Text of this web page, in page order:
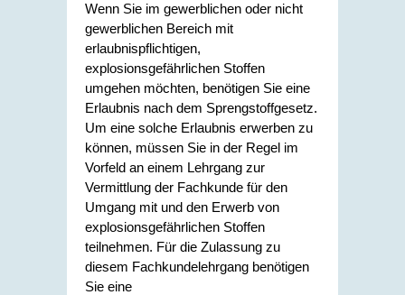
Wenn Sie im gewerblichen oder nicht
gewerblichen Bereich mit
erlaubnispflichtigen,
explosionsgefährlichen Stoffen
umgehen möchten, benötigen Sie eine
Erlaubnis nach dem Sprengstoffgesetz.
Um eine solche Erlaubnis erwerben zu
können, müssen Sie in der Regel im
Vorfeld an einem Lehrgang zur
Vermittlung der Fachkunde für den
Umgang mit und den Erwerb von
explosionsgefährlichen Stoffen
teilnehmen. Für die Zulassung zu
diesem Fachkundelehrgang benötigen
Sie eine